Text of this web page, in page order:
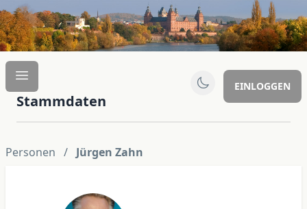
Stammdaten
EINLOGGEN
Personen / Jürgen Zahn